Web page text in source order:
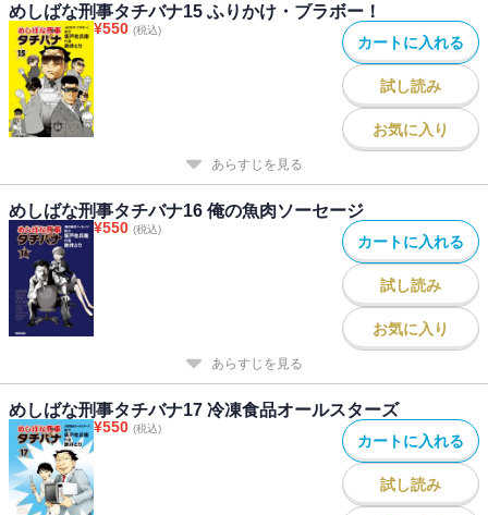
めしばな刑事タチバナ15 ふりかけ・ブラボー！
¥550 (税込)
カートに入れる
試し読み
お気に入り
あらすじを見る
めしばな刑事タチバナ16 俺の魚肉ソーセージ
¥550 (税込)
カートに入れる
試し読み
お気に入り
あらすじを見る
めしばな刑事タチバナ17 冷凍食品オールスターズ
¥550 (税込)
カートに入れる
試し読み